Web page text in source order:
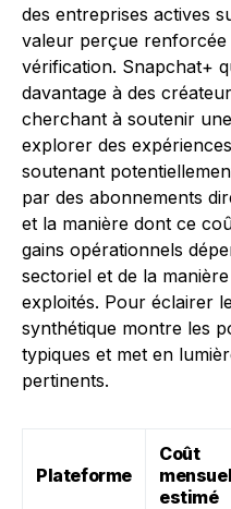
des entreprises actives
valeur perçue renforcée
vérification. Snapchat+
davantage à des
cherchant à soutenir
explorer des
soutenant
par des abonnements
et la manière dont ce
gains opérationnels
sectoriel et de la
exploités. Pour éclairer
synthétique montre les
typiques et met en
pertinents.
Plateforme
Coût
mensuel
estimé